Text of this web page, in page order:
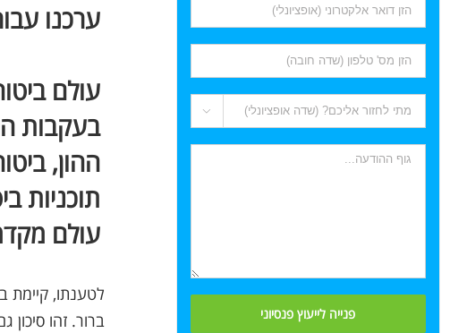
ערכנו
בעקבות
ההון,
תוכניות
עולם
לטענתו, קיימת
ברור. זהו
